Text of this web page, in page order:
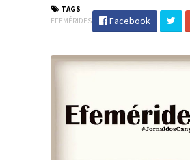
TAGS
EFEMÉRIDES
Facebook